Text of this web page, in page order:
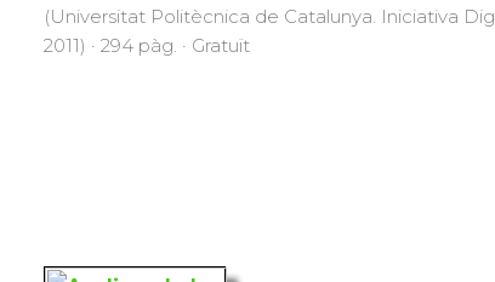
(Universitat Politècnica de Catalunya. Iniciativa
2011) · 294 pàg. · Gratuït